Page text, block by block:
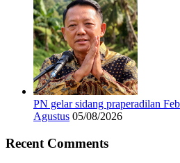
PN gelar sidang praperadilan
Agustus 05/08/2026
Recent Comments